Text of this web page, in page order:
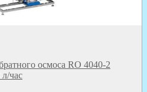
осмоса RO 4040-2
час